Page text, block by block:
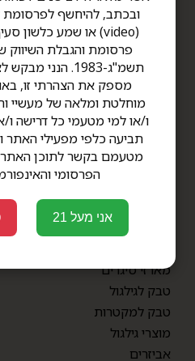
מבצעים
מוצרים
סיגרים עבודת יד
סיגרים
לטיפול קרן
לטיפול שילת
פרימיום TOP CIGARS
פרימיום בנדלים
מארזי סיגרים
טבק לגילגול
טבק למקטרות
מוצרי גילגול
אביזרים
ובכתב, להיחשף לפרסומת
פרסומת והגבלת השיווק
תשמ"ג-1983.
מספק את הצהרתי זו,
מוחלטת ומלאה של מעשיי
ו/או למי מטעמי כל דרישה ו/
תביעה כלפי מפעילי האתר
מטעמם בקשר לתוכן האתר,
הפרסומי
אני מעל 21